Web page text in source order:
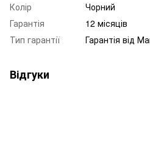
Колір
Чорний
Гарантія
12 місяців
Тип гарантії
Гарантія від
Відгуки